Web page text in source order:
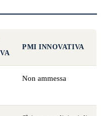
PMI INNOVATIVA
Non ammessa